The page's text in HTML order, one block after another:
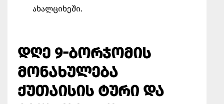
ახალციხეში.
ᲓᲦᲔ 9-ᲑᲝᲠᲯᲝᲛᲘᲡ
ᲛᲝᲜᲐᲮᲣᲚᲔᲑᲐ
ᲥᲣᲗᲐᲘᲡᲘᲡ ᲢᲣᲠᲘ ᲓᲐ